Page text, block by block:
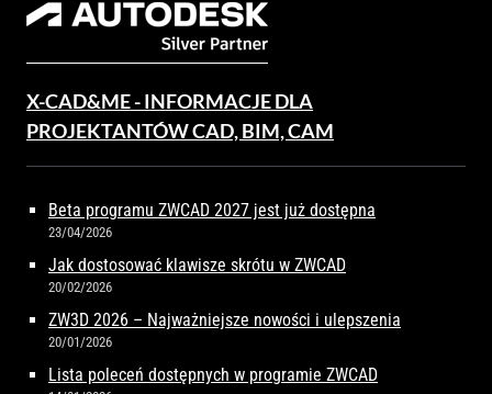
X-CAD&ME - INFORMACJE DLA
PROJEKTANTÓW CAD, BIM, CAM
Beta programu ZWCAD 2027 jest już dostępna
23/04/2026
Jak dostosować klawisze skrótu w ZWCAD
20/02/2026
ZW3D 2026 – Najważniejsze nowości i ulepszenia
20/01/2026
Lista poleceń dostępnych w programie ZWCAD